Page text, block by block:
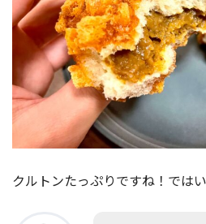
クルトンたっぷりですね！ではい